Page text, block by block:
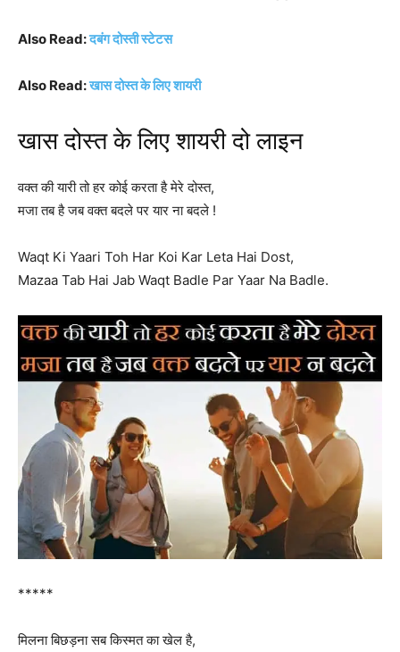
Also Read:दबंग दोस्ती स्टेटस
Also Read:खास दोस्त के लिए शायरी
खास दोस्त के लिए शायरी दो लाइन
वक्त की यारी तो हर कोई करता है मेरे दोस्त,
मजा तब है जब वक्त बदले पर यार ना बदले !
Waqt Ki Yaari Toh Har Koi Kar Leta Hai Dost,
Mazaa Tab Hai Jab Waqt Badle Par Yaar Na Badle.
*****
मिलना बिछड़ना सब किस्मत का खेल है,